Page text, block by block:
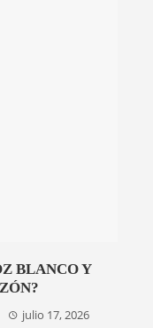
BLANCO Y
julio 17, 2026